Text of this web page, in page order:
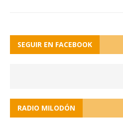
SEGUIR EN FACEBOOK
RADIO MILODÓN